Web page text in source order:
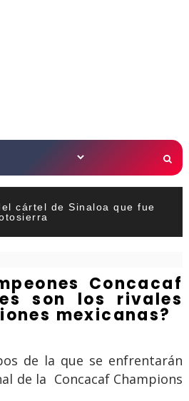
cártel de Sinaloa que fue
Concacaf
son los rivales
mexicanas?
de la Concacaf Champions